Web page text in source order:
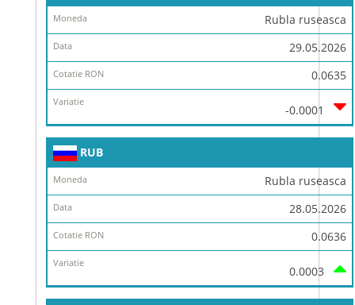
Rubla ruseasca
29.05.2026
0.0635
-0.0001
RUB
Rubla ruseasca
28.05.2026
0.0636
0.0003